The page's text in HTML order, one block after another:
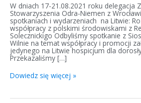
W dniach 17-21.08.2021 roku delegacja
Stowarzyszenia Odra-Niemen z
spotkaniach i wydarzeniach na Litwie:
współpracy z polskimi środowiskami z
Solecznickigo Odbyliśmy spotkanie z
Wilnie na temat współpracy i promocji
jedynego na Litwie hospicjum dla
Przekazaliśmy […]
Dowiedz się więcej »